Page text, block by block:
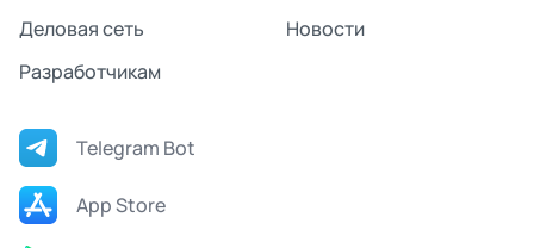
Деловая сеть
Новости
Разработчикам
Telegram Bot
App Store